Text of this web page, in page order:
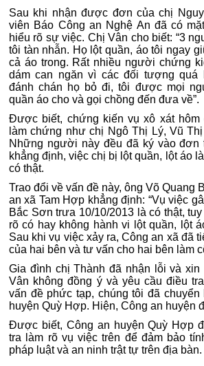
Sau khi nhận được đơn của chị
viên Báo Công an Nghệ An đã có
hiểu rõ sự việc. Chị Vân cho biết: “3
tôi tàn nhẫn. Họ lột quần, áo tôi ngay
cả áo trong. Rất nhiều người chứng
dám can ngăn vì các đối tượng quá
đánh chán họ bỏ đi, tôi được mọi
quần áo cho và gọi chồng đến đưa về”.
Được biết, chứng kiến vụ xô xát
làm chứng như chị Ngô Thị Lý, Vũ
Những người này đều đã ký vào đơn
khẳng định, việc chị bị lột quần, lột áo
có thật.
Trao đổi về vấn đề này, ông Võ Quang
an xã Tam Hợp khẳng định: “Vụ việc
Bắc Sơn trưa 10/10/2013 là có thật,
rõ có hay không hành vi lột quần, lột
Sau khi vụ việc xảy ra, Công an xã đã
của hai bên và tư vấn cho hai bên làm
Gia đình chị Thành đã nhận lỗi và
Vân không đồng ý và yêu cầu điều
vấn đề phức tạp, chúng tôi đã
huyện Quỳ Hợp. Hiện, Công an huyện
Được biết, Công an huyện Quỳ Hợp
tra làm rõ vụ việc trên để đảm bảo
pháp luật và an ninh trật tự trên địa bàn.